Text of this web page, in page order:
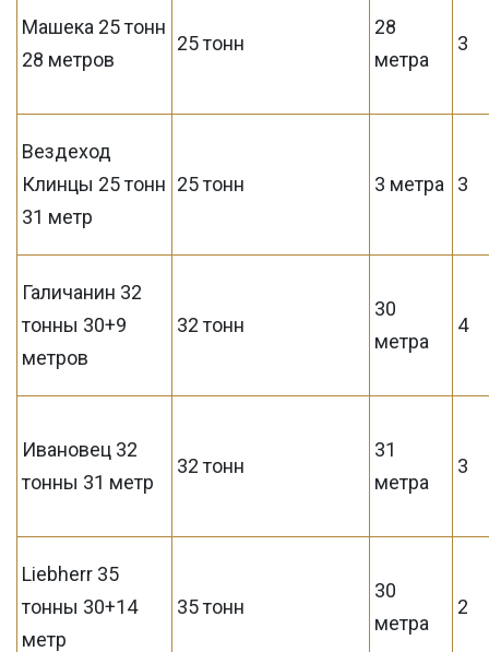
Машека 25 тонн
28 метров
25 тонн
28
метра
3
Вездеход
Клинцы 25 тонн
31 метр
25 тонн 3 метра 3
Галичанин 32
тонны 30+9
метров
32 тонн
30
метра
4
Ивановец 32
тонны 31 метр
32 тонн
31
метра
3
Liebherr 35
тонны 30+14
метр
35 тонн
30
метра
2